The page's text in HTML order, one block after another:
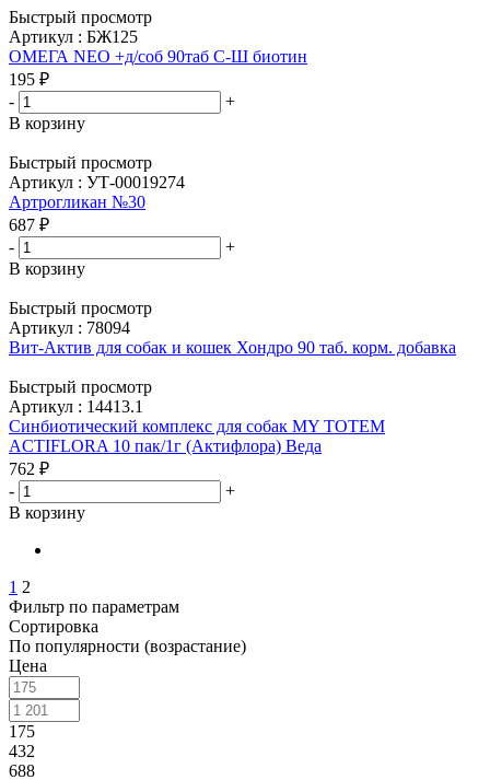
Быстрый просмотр
Артикул : БЖ125
ОМЕГА NEO +д/соб 90таб С-Ш биотин
195 ₽
-
+
В корзину
Быстрый просмотр
Артикул : УТ-00019274
Артрогликан №30
687 ₽
-
+
В корзину
Быстрый просмотр
Артикул : 78094
Вит-Актив для собак и кошек Хондро 90 таб. корм. добавка
Быстрый просмотр
Артикул : 14413.1
Синбиотический комплекс для собак MY TOTEM
ACTIFLORA 10 пак/1г (Актифлора) Веда
762 ₽
-
+
В корзину
1 2
Фильтр по параметрам
Сортировка
По популярности (возрастание)
Цена
175
432
688